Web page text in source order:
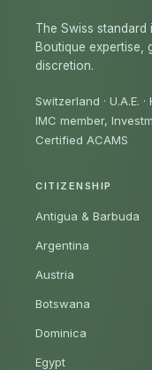
The Swiss standard
Boutique expertise,
discretion.
Switzerland · U.A.E.
IMC member,
Certified ACAMS
CITIZENSHIP
Antigua & Barbuda
Argentina
Austria
Botswana
Dominica
Egypt